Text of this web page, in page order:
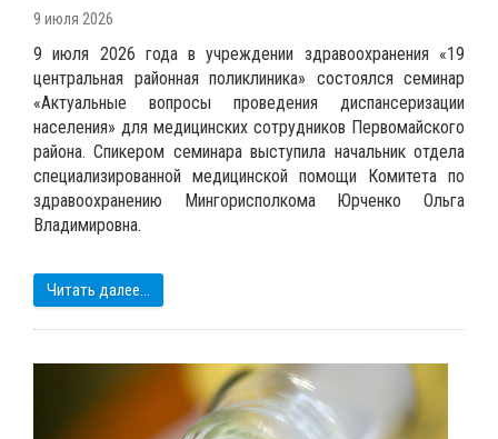
9 июля 2026
9 июля 2026 года в учреждении здравоохранения «19
центральная районная поликлиника» состоялся семинар
«Актуальные вопросы проведения диспансеризации
населения» для медицинских сотрудников Первомайского
района. Спикером семинара выступила начальник отдела
специализированной медицинской помощи Комитета по
здравоохранению Мингорисполкома Юрченко Ольга
Владимировна.
Читать далее...